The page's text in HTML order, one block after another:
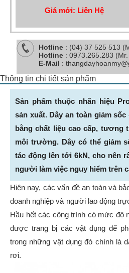
Giá mới: Liên Hệ
Hotline : (04) 37 525 513
Hotline : 0973.265.283
E-Mail :
Thông tin chi tiết sản phẩm
Sản phẩm thuộc nhãn hiệu
sản xuất. Dây an toàn giảm
bằng chất liệu cao cấp, tương
môi trường. Dây có thể giảm
tác động lên tới 6kN, cho nên
người làm việc nguy hiểm trên
Hiện nay, các vấn đề an toàn và
doanh nghiệp và người lao động
Hầu hết các công trình có mức độ
được trang bị các vật dụng để
trong những vật dụng đó chính là
rơi.